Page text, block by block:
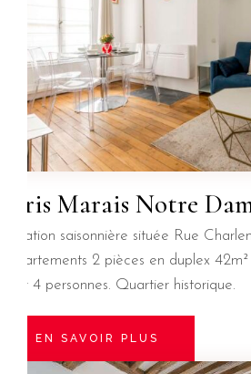
Paris Marais Notre
Location saisonnière située Rue
appartements 2 pièces en duplex
pour 4 personnes. Quartier historique.
EN SAVOIR PLUS